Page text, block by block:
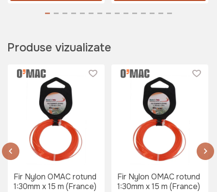
Produse vizualizate
Fir Nylon OMAC rotund
1:30mm x 15 m (France)
Fir Nylon OMAC rotund
1:30mm x 15 m (France)